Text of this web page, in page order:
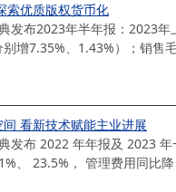
索优质版权货币化
年半年报：2023年上半
增7.35%、1.43%）；销
看新技术赋能主业进展
年年报及 2023 年一季
、 23.5%， 管理费用同比